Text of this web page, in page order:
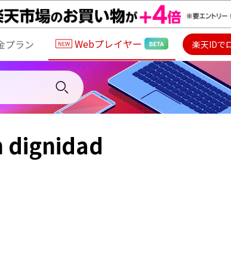
プラン Webプレイヤー 楽天IDで
dignidad